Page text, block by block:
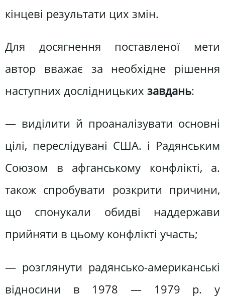
кінцеві результати цих змін.
Для досягнення поставленої мети
автор вважає за необхідне рішення
наступних дослідницьких завдань:
— виділити й проаналізувати основні
цілі, переслідувані США. і Радянським
Союзом в афганському конфлікті, а.
також спробувати розкрити причини,
що спонукали обидві наддержави
прийняти в цьому конфлікті участь;
— розглянути радянсько-американські
відносини в 1978 — 1979 р. у